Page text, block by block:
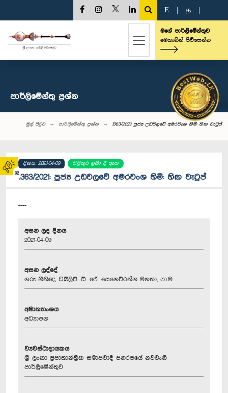
02
E த
මගේ පාර්ලිමේන්තුව
මෙතැනින් පිවිසෙන්න
පාර්ලි‌මේන්තු‌ ප්‍රශ්න
මුල් පිටුව පාර්ලි‌මේන්තු‌ ප්‍රශ්න 1363/2021: පූජ්‍ය උඩවලවේ අමරවංශ හිමි: හිඟ වැටුප්
දිනය: 2021-04-09 පිළිතුර ලබා දී ඇත
1363/2021: පූජ්‍ය උඩවලවේ අමරවංශ හිමි: හිඟ වැටුප්
----
අසන ලද දිනය
2021-04-09
අසන ලද්දේ
ගරු නීතිඥ ඩබ්ලිව්. ඩී. ජේ. සෙනෙවිරත්න මහතා, පා.ම.
අමාත්‍යාංශය
අධ්‍යාපන
ව්‍යවස්ථාදායකය
ශ්‍රී ලංකා ප්‍රජාතාන්ත්‍රික සමාජවාදී ජනරජයේ නවවැනි
පාර්ලිමේන්තුව